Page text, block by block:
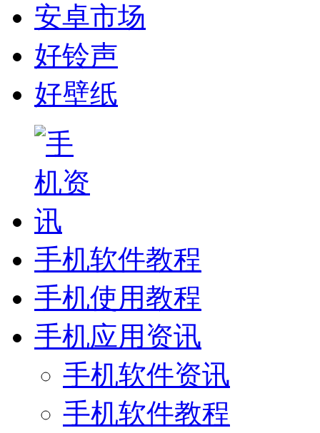
安卓市场
好铃声
好壁纸
手机软件教程
手机使用教程
手机应用资讯
手机软件资讯
手机软件教程